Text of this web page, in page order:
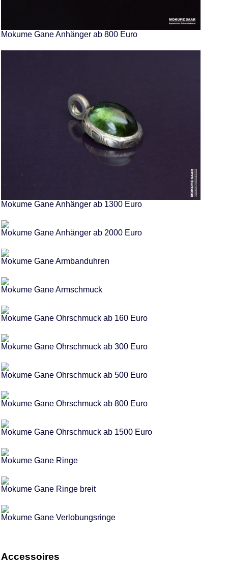
Mokume Gane Anhänger ab 800 Euro
Mokume Gane Anhänger ab 1300 Euro
Mokume Gane Anhänger ab 2000 Euro
Mokume Gane Armbanduhren
Mokume Gane Armschmuck
Mokume Gane Ohrschmuck ab 160 Euro
Mokume Gane Ohrschmuck ab 300 Euro
Mokume Gane Ohrschmuck ab 500 Euro
Mokume Gane Ohrschmuck ab 800 Euro
Mokume Gane Ohrschmuck ab 1500 Euro
Mokume Gane Ringe
Mokume Gane Ringe breit
Mokume Gane Verlobungsringe
Accessoires